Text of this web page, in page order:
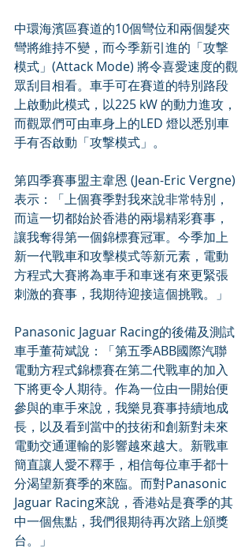
中環海濱區賽道的10個彎位和兩個髮夾
彎將維持不變，而今季新引進的「攻撃
模式」(Attack Mode) 將令喜愛速度的觀
眾刮目相看。車手可在賽道的特別路段
上啟動此模式，以225 kW 的動力進攻，
而觀眾們可由車身上的LED 燈以悉別車
手有否啟動「攻撃模式」。
第四季賽事盟主韋恩 (Jean-Eric Vergne)
表示：「上個賽季對我來說非常特別，
而這一切都始於香港的兩場精彩賽事，
讓我奪得第一個錦標賽冠軍。今季加上
新一代戰車和攻擊模式等新元素，電動
方程式大賽將為車手和車迷有來更緊張
刺激的賽事，我期待迎接這個挑戰。」
Panasonic Jaguar Racing的後備及測試
車手董荷斌說：「第五季ABB國際汽聯
電動方程式錦標賽在第二代戰車的加入
下將更令人期待。作為一位由一開始便
參與的車手來說，我樂見賽事持續地成
長，以及看到當中的技術和創新對未來
電動交通運輸的影響越來越大。新戰車
簡直讓人愛不釋手，相信每位車手都十
分渴望新賽季的來臨。而對Panasonic
Jaguar Racing來說，香港站是賽季的其
中一個焦點，我們很期待再次踏上頒獎
台。」